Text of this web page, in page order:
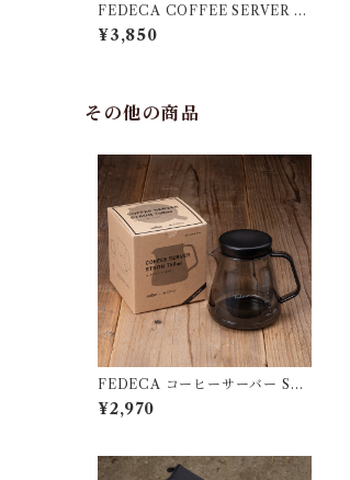
FEDECA COFFEE SERVER S
TRON 専用蓋
¥3,850
その他の商品
FEDECA コーヒーサーバー STR
ON 大
¥2,970